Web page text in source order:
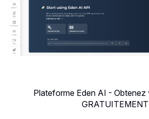
Plateforme Eden AI - Obtenez
GRATUITEMENT